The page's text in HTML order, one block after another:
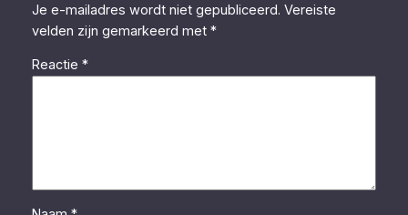
Je e-mailadres wordt niet gepubliceerd. Vereiste
velden zijn gemarkeerd met *
Reactie *